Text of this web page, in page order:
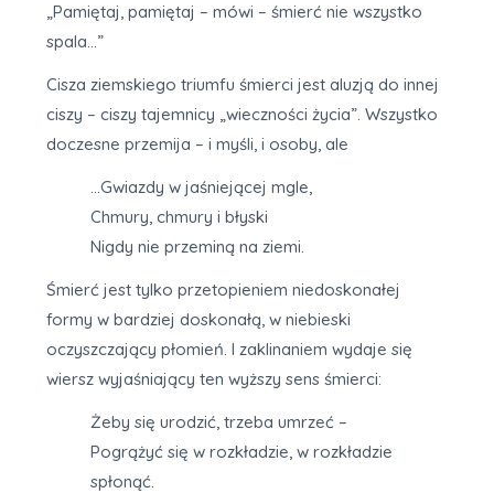
„Pamiętaj, pamiętaj – mówi – śmierć nie wszystko
spala…”
Cisza ziemskiego triumfu śmierci jest aluzją do innej
ciszy – ciszy tajemnicy „wieczności życia”. Wszystko
doczesne przemija – i myśli, i osoby, ale
…Gwiazdy w jaśniejącej mgle,
Chmury, chmury i błyski
Nigdy nie przeminą na ziemi.
Śmierć jest tylko przetopieniem niedoskonałej
formy w bardziej doskonałą, w niebieski
oczyszczający płomień. I zaklinaniem wydaje się
wiersz wyjaśniający ten wyższy sens śmierci:
Żeby się urodzić, trzeba umrzeć –
Pogrążyć się w rozkładzie, w rozkładzie
spłonąć.